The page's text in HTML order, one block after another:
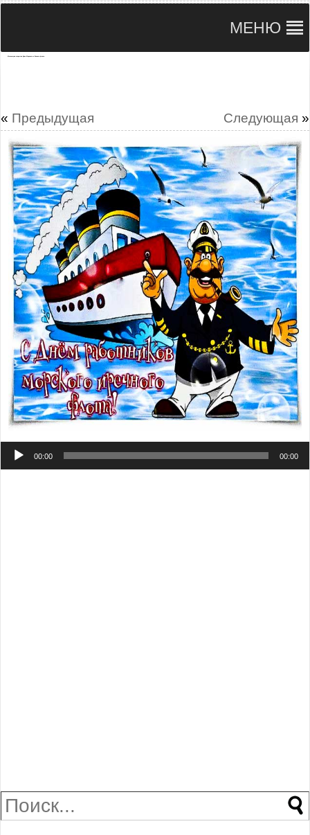
МЕНЮ
« Предыдущая Следующая »
Аудиоплеер
00:00 00:00